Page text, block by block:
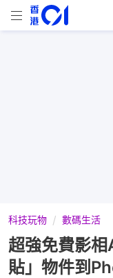
科技玩物 數碼生活
超強免費影
貼」物件到